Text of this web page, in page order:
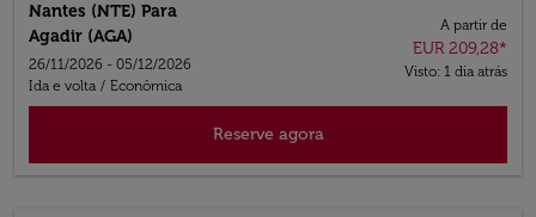
Nantes (NTE) Para
Agadir (AGA)
26/11/2026 - 05/12/2026
Ida e volta / Econômica
A partir de
EUR 209,28*
Visto: 1 dia atrás
Reserve agora